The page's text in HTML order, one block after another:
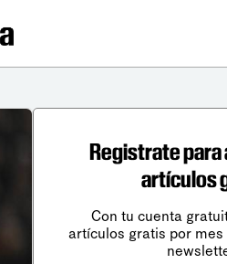
Registrate para
artículos
Con tu cuenta
artículos gratis por